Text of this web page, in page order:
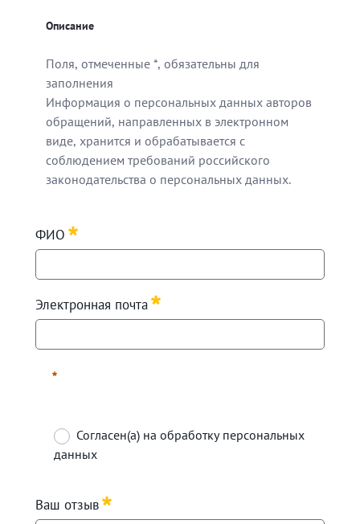
Описание
Поля, отмеченные *, обязательны для
заполнения
Информация о персональных данных авторов
обращений, направленных в электронном
виде, хранится и обрабатывается с
соблюдением требований российского
законодательства о персональных данных.
Информация о персональных данных авторов
ФИО
Электронная почта
Согласен(а) на обработку персональных
данных
Ваш отзыв